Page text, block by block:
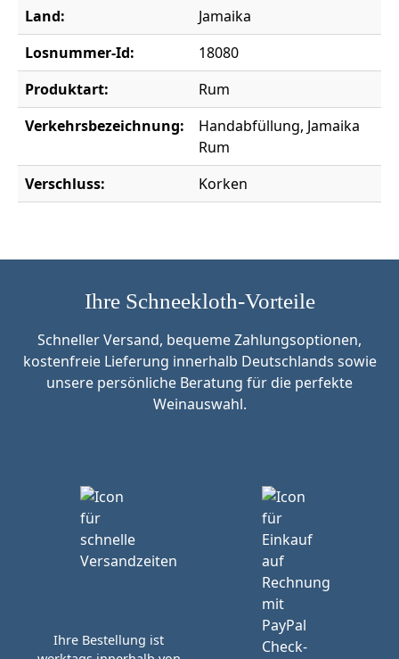
Land:
Jamaika
Losnummer-Id:
18080
Produktart:
Rum
Verkehrsbezeichnung:
Handabfüllung, Jamaika
Rum
Verschluss:
Korken
Ihre Schneekloth-Vorteile
Schneller Versand, bequeme Zahlungsoptionen,
kostenfreie Lieferung innerhalb Deutschlands sowie
unsere persönliche Beratung für die perfekte
Weinauswahl.
Ihre Bestellung ist